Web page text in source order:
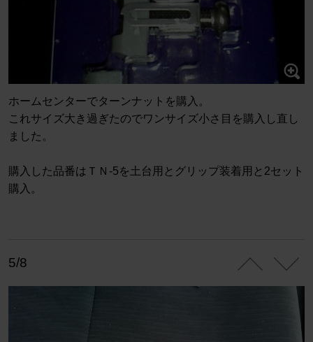
ホームセンターでターンナットを購入。
これサイズ大き過ぎたのでワンサイズ小さ目を購入し直し
ました。
購入した品番はＴＮ-5を土台用とグリップ装着用と2セット
購入。
5/8